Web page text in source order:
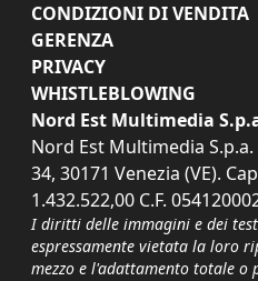
CONDIZIONI DI VENDITA
GERENZA
PRIVACY
WHISTLEBLOWING
Nord Est Multimedia
Nord Est Multimedia
34, 30171 Venezia (VE).
1.432.522,00 C.F.
I diritti delle immagini e dei
espressamente vietata la loro
mezzo e l'adattamento totale o